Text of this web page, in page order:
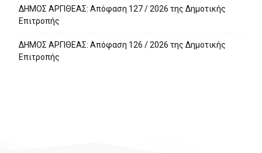
ΔΗΜΟΣ ΑΡΓΙΘΕΑΣ: Απόφαση 127 / 2026 της Δημοτικής
Επιτροπής
ΔΗΜΟΣ ΑΡΓΙΘΕΑΣ: Απόφαση 126 / 2026 της Δημοτικής
Επιτροπής